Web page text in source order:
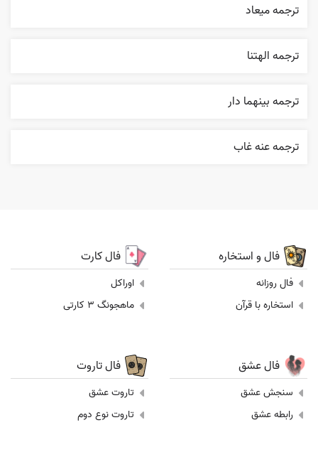
ترجمه ميعاد
ترجمه الهتنا
ترجمه بينهما دار
ترجمه عنه غاب
فال و استخاره
فال روزانه
استخاره با قرآن
فال کارت
اوراکل
ماهجونگ 3 کارتی
فال عشق
سنجش عشق
رابطه عشق
فال تاروت
تاروت عشق
تاروت نوع دوم